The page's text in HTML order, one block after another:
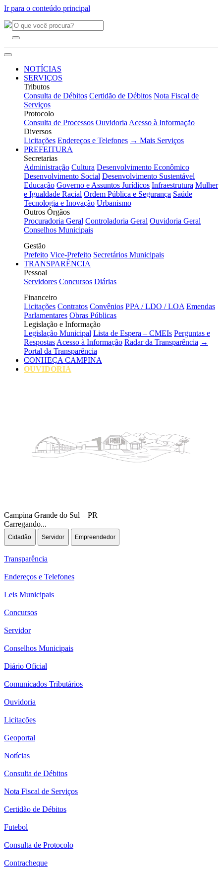
Ir para o conteúdo principal
NOTÍCIAS
SERVIÇOS
Tributos
Consulta de Débitos Certidão de Débitos Nota Fiscal de
Serviços
Protocolo
Consulta de Processos Ouvidoria Acesso à Informação
Diversos
Licitações Endereços e Telefones → Mais Serviços
PREFEITURA
Secretarias
Administração Cultura Desenvolvimento Econômico
Desenvolvimento Social Desenvolvimento Sustentável
Educação Governo e Assuntos Jurídicos Infraestrutura Mulher
e Igualdade Racial Ordem Pública e Segurança Saúde
Tecnologia e Inovação Urbanismo
Outros Órgãos
Procuradoria Geral Controladoria Geral Ouvidoria Geral
Conselhos Municipais
Gestão
Prefeito Vice-Prefeito Secretários Municipais
TRANSPARÊNCIA
Pessoal
Servidores Concursos Diárias
Financeiro
Licitações Contratos Convênios PPA / LDO / LOA Emendas
Parlamentares Obras Públicas
Legislação e Informação
Legislação Municipal Lista de Espera – CMEIs Perguntas e
Respostas Acesso à Informação Radar da Transparência →
Portal da Transparência
CONHEÇA CAMPINA
OUVIDORIA
Campina Grande do Sul – PR
Carregando...
Cidadão Servidor Empreendedor
Transparência
Endereços e Telefones
Leis Municipais
Concursos
Servidor
Conselhos Municipais
Diário Oficial
Comunicados Tributários
Ouvidoria
Licitações
Geoportal
Notícias
Consulta de Débitos
Nota Fiscal de Serviços
Certidão de Débitos
Futebol
Consulta de Protocolo
Contracheque